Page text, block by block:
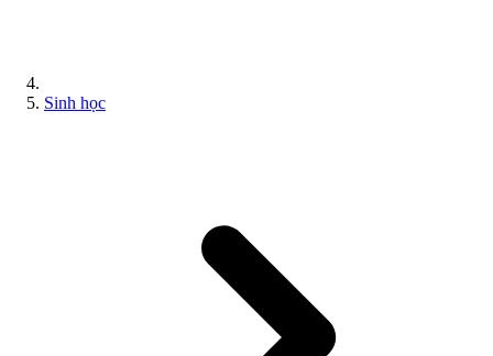
Sinh học